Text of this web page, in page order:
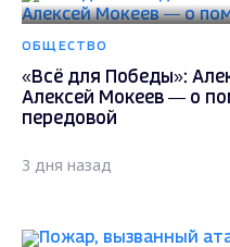
ОБЩЕСТВО
«Всё для Победы»:
Алексей Мокеев — о
передовой
3 дня назад